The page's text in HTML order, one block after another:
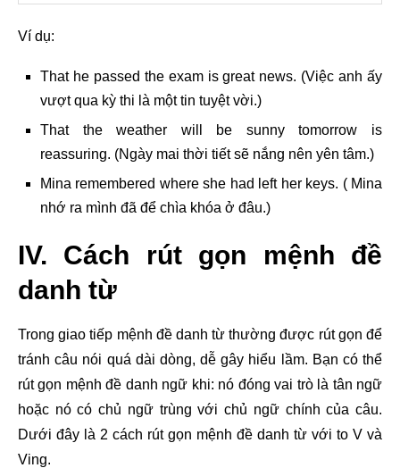
Ví dụ:
That he passed the exam is great news. (Việc anh ấy
vượt qua kỳ thi là một tin tuyệt vời.)
That the weather will be sunny tomorrow is
reassuring. (Ngày mai thời tiết sẽ nắng nên yên tâm.)
Mina remembered where she had left her keys. ( Mina
nhớ ra mình đã để chìa khóa ở đâu.)
IV. Cách rút gọn mệnh đề
danh từ
Trong giao tiếp mệnh đề danh từ thường được rút gọn để
tránh câu nói quá dài dòng, dễ gây hiểu lầm. Bạn có thể
rút gọn mệnh đề danh ngữ khi: nó đóng vai trò là tân ngữ
hoặc nó có chủ ngữ trùng với chủ ngữ chính của câu.
Dưới đây là 2 cách rút gọn mệnh đề danh từ với to V và
Ving.